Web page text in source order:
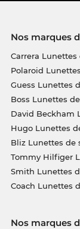
Nos marques
Carrera Lunettes
Polaroid
Guess Lunettes
Boss Lunettes
David Beckham
Hugo Lunettes
Bliz Lunettes de
Tommy Hilfiger
Smith Lunettes
Coach Lunettes
Nos marques